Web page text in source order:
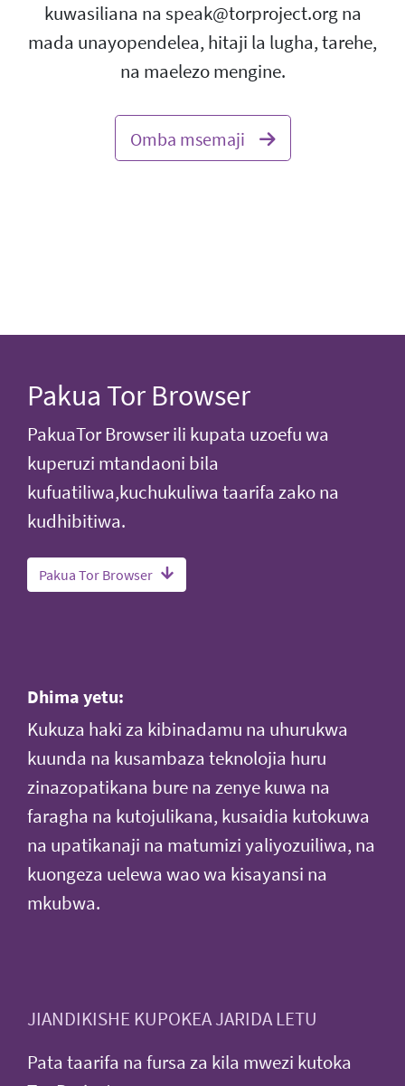
kuwasiliana na speak@torproject.org na
mada unayopendelea, hitaji la lugha, tarehe,
na maelezo mengine.
Omba msemaji
Pakua Tor Browser
PakuaTor Browser ili kupata uzoefu wa
kuperuzi mtandaoni bila
kufuatiliwa,kuchukuliwa taarifa zako na
kudhibitiwa.
Pakua Tor Browser
Dhima yetu:
Kukuza haki za kibinadamu na uhurukwa
kuunda na kusambaza teknolojia huru
zinazopatikana bure na zenye kuwa na
faragha na kutojulikana, kusaidia kutokuwa
na upatikanaji na matumizi yaliyozuiliwa, na
kuongeza uelewa wao wa kisayansi na
mkubwa.
JIANDIKISHE KUPOKEA JARIDA LETU
Pata taarifa na fursa za kila mwezi kutoka